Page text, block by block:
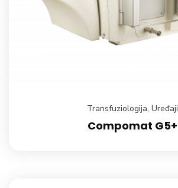
Transfuziologija, Uređaji
Compomat G5+